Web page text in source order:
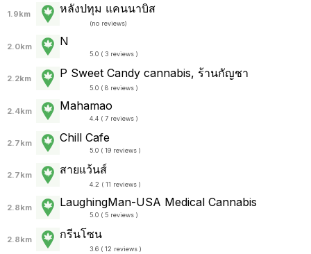
1.9km หลังปทุม แคนนาบิส
(no reviews)
2.0km N
5.0 ( 3 reviews )
2.2km P Sweet Candy cannabis, ร้านกัญชา
5.0 ( 8 reviews )
2.4km Mahamao
4.4 ( 7 reviews )
2.7km Chill Cafe
5.0 ( 19 reviews )
2.7km สายแว้นส์
4.2 ( 11 reviews )
2.8km LaughingMan-USA Medical Cannabis
5.0 ( 5 reviews )
2.8km กรีนโซน
3.6 ( 12 reviews )